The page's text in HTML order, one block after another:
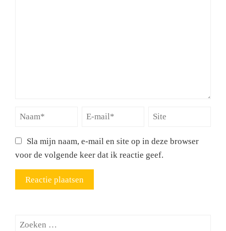
Sla mijn naam, e-mail en site op in deze browser
voor de volgende keer dat ik reactie geef.